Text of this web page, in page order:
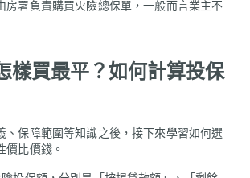
房署負責購買火險總保單，一般而言業主不
樣買最平？如何計算投保
、保障範圍等知識之後，接下來學習如何選
價比價錢。